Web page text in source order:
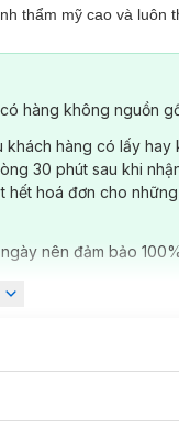
thẩm mỹ cao và luôn
hàng không nguồn
khách hàng có lấy hay
30 phút sau khi
hoá đơn cho
nên đảm bảo